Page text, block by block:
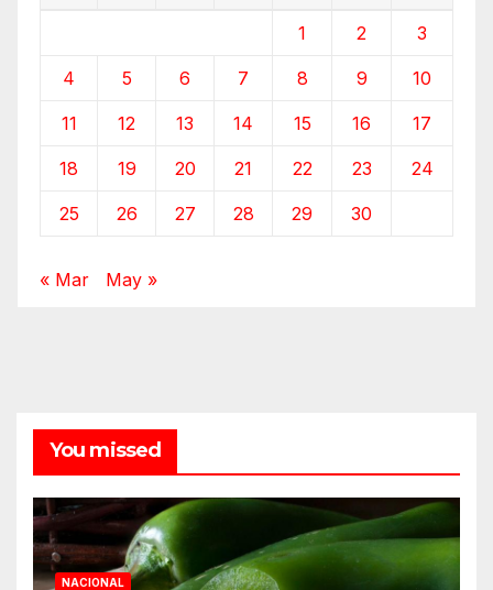
1 2 3
4 5 6 7 8 9 10
11 12 13 14 15 16 17
18 19 20 21 22 23 24
25 26 27 28 29 30
« Mar May »
You missed
NACIONAL